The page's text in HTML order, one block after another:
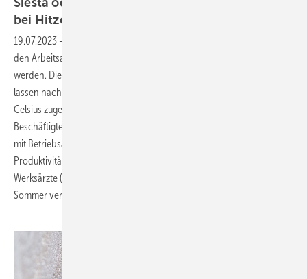
Siesta oder Arbeit? Betriebsärzte geben Tipps
bei Hitze
19.07.2023 -
den Arbeitsalltag können hohe Temperaturen schnell zur Belastung
werden. Die Konzentration auf die Arbeit und die Leistungsfähigkeit
lassen nach – spätestens, sobald die Raumtemperatur auf 30 Grad
Celsius zugeht. Gemeinsames Interesse von Arbeitgebern und
Beschäftigten sowie Personalvertretungen ist es, in Zusammenarbeit
mit Betriebsärzten die Gesundheit zu erhalten und damit auch die
Produktivität zu sichern. Der Verband deutscher Betriebs- und
Werksärzte (VDBW) gibt deshalb Tipps, wie die Arbeitsbedingungen im
Sommer verbessert werden